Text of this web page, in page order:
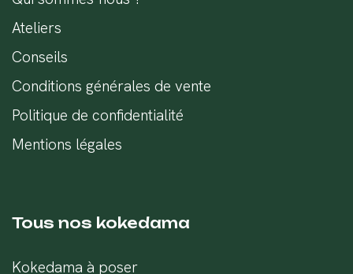
Ateliers
Conseils
Conditions générales de vente
Politique de confidentialité
Mentions légales
Tous nos kokedama
Kokedama à poser